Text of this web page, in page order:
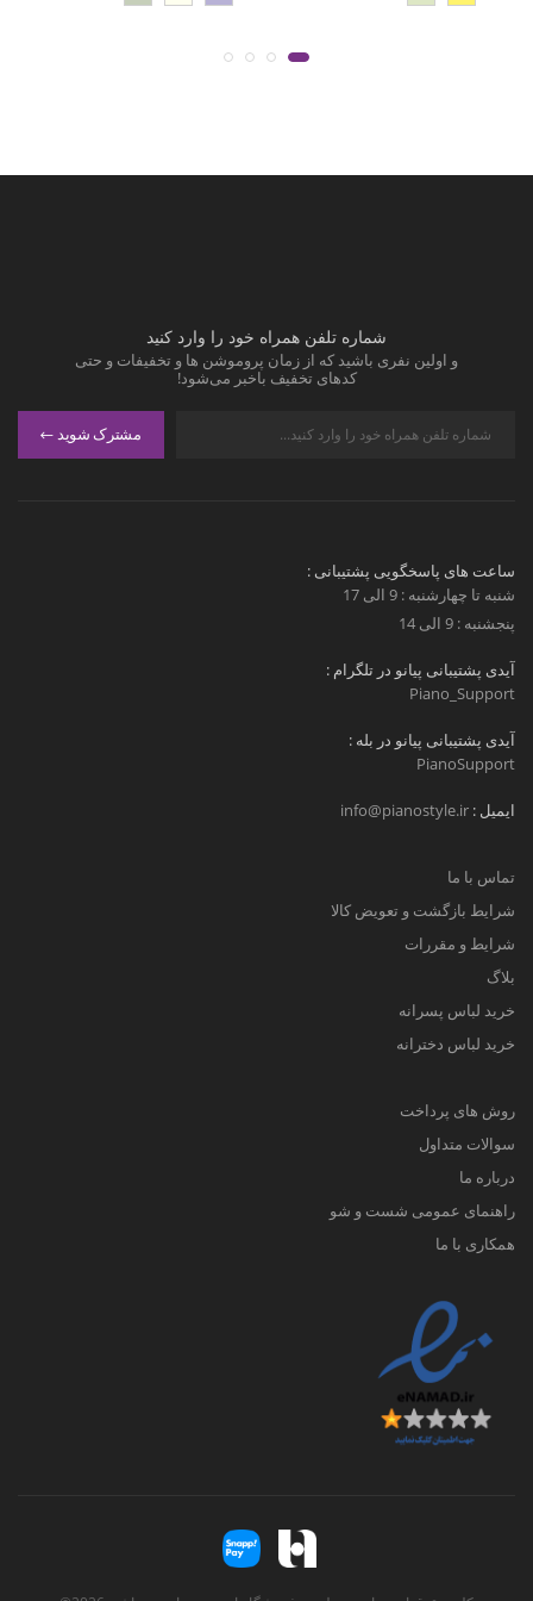
شماره تلفن همراه خود را وارد کنید
و اولین نفری باشید که از زمان پروموشن ها و تخفیفات و حتی
کدهای تخفیف باخبر می‌شود!
مشترک شوید
ساعت های پاسخگویی پشتیبانی :
شنبه تا چهارشنبه : 9 الی 17
پنجشنبه : 9 الی 14
آیدی پشتیبانی پیانو در تلگرام :
Piano_Support
آیدی پشتیبانی پیانو در بله :
PianoSupport
ایمیل : info@pianostyle.ir
تماس با ما
شرایط بازگشت و تعویض کالا
شرایط و مقررات
بلاگ
خرید لباس پسرانه
خرید لباس دخترانه
روش های پرداخت
سوالات متداول
درباره ما
راهنمای عمومی شست و شو
همکاری با ما